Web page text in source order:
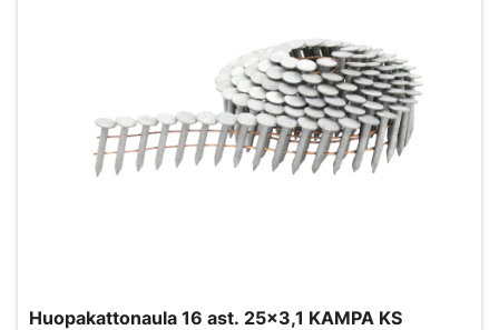
Huopakattonaula 16 ast. 25x3,1 KAMPA KS